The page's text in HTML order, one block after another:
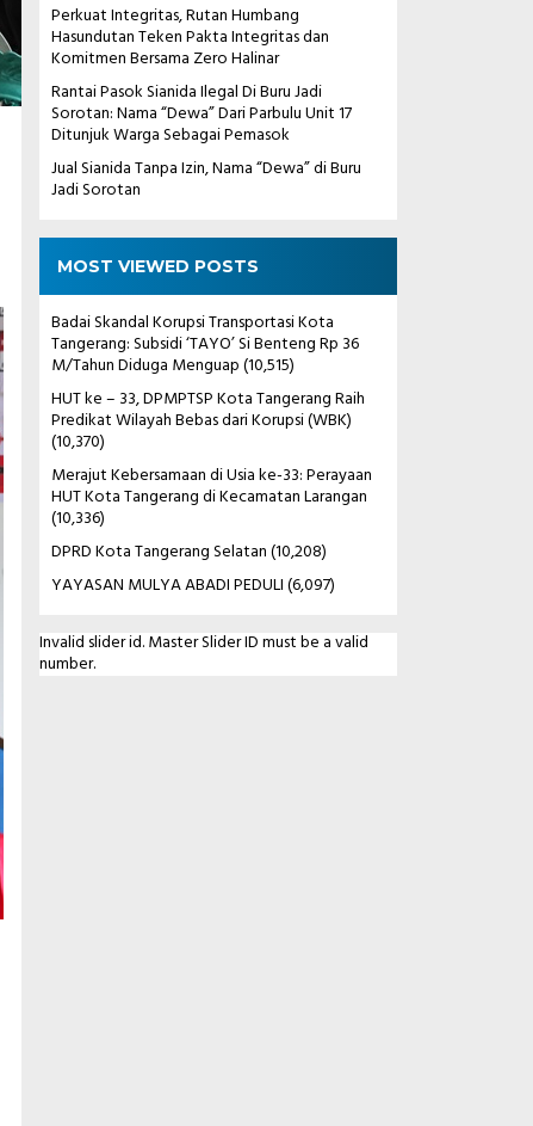
Perkuat Integritas, Rutan Humbang
Hasundutan Teken Pakta Integritas dan
Komitmen Bersama Zero Halinar
Rantai Pasok Sianida Ilegal Di Buru Jadi
Sorotan: Nama “Dewa” Dari Parbulu Unit 17
Ditunjuk Warga Sebagai Pemasok
Jual Sianida Tanpa Izin, Nama “Dewa” di Buru
Jadi Sorotan
MOST VIEWED POSTS
Badai Skandal Korupsi Transportasi Kota
Tangerang: Subsidi ‘TAYO’ Si Benteng Rp 36
M/Tahun Diduga Menguap(10,515)
HUT ke – 33, DPMPTSP Kota Tangerang Raih
Predikat Wilayah Bebas dari Korupsi (WBK)
(10,370)
Merajut Kebersamaan di Usia ke-33: Perayaan
HUT Kota Tangerang di Kecamatan Larangan
(10,336)
DPRD Kota Tangerang Selatan(10,208)
YAYASAN MULYA ABADI PEDULI(6,097)
Invalid slider id. Master Slider ID must be a valid
number.